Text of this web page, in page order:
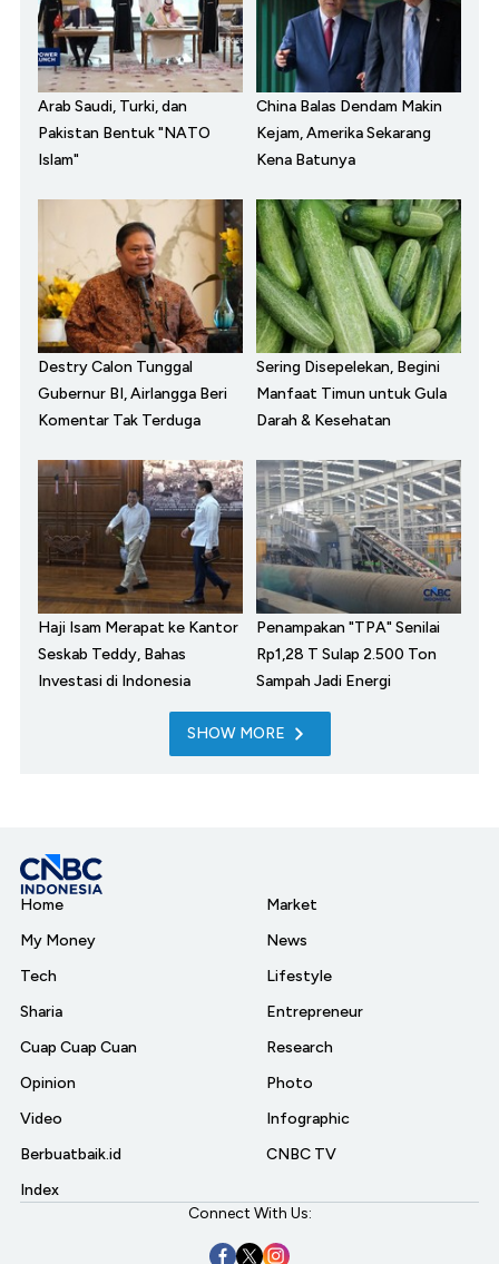
Arab Saudi, Turki, dan
Pakistan Bentuk "NATO
Islam"
China Balas Dendam Makin
Kejam, Amerika Sekarang
Kena Batunya
Destry Calon Tunggal
Gubernur BI, Airlangga Beri
Komentar Tak Terduga
Sering Disepelekan, Begini
Manfaat Timun untuk Gula
Darah & Kesehatan
Haji Isam Merapat ke Kantor
Seskab Teddy, Bahas
Investasi di Indonesia
Penampakan "TPA" Senilai
Rp1,28 T Sulap 2.500 Ton
Sampah Jadi Energi
SHOW MORE
Home
My Money
Tech
Sharia
Cuap Cuap Cuan
Opinion
Video
Berbuatbaik.id
Index
Market
News
Lifestyle
Entrepreneur
Research
Photo
Infographic
CNBC TV
Connect With Us: